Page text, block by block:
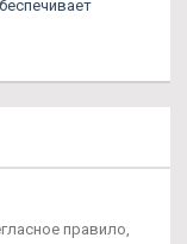
правило,